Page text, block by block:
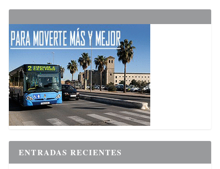
ENTRADAS RECIENTES